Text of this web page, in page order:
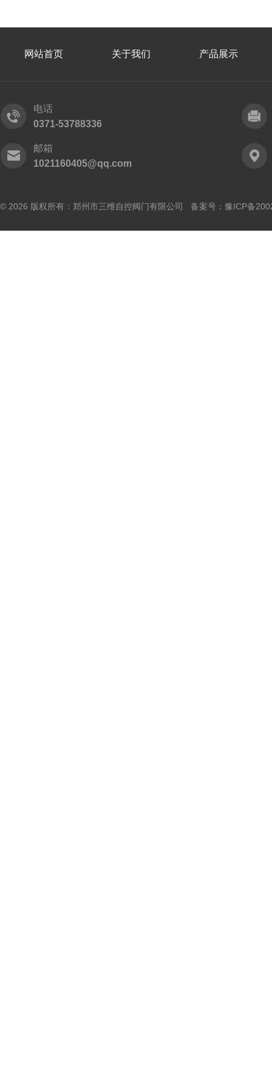
网站首页 关于我们 产品展示
电话
0371-53788336
邮箱
1021160405@qq.com
© 2026 版权所有：郑州市三维自控阀门有限公司 备案号： 豫ICP备